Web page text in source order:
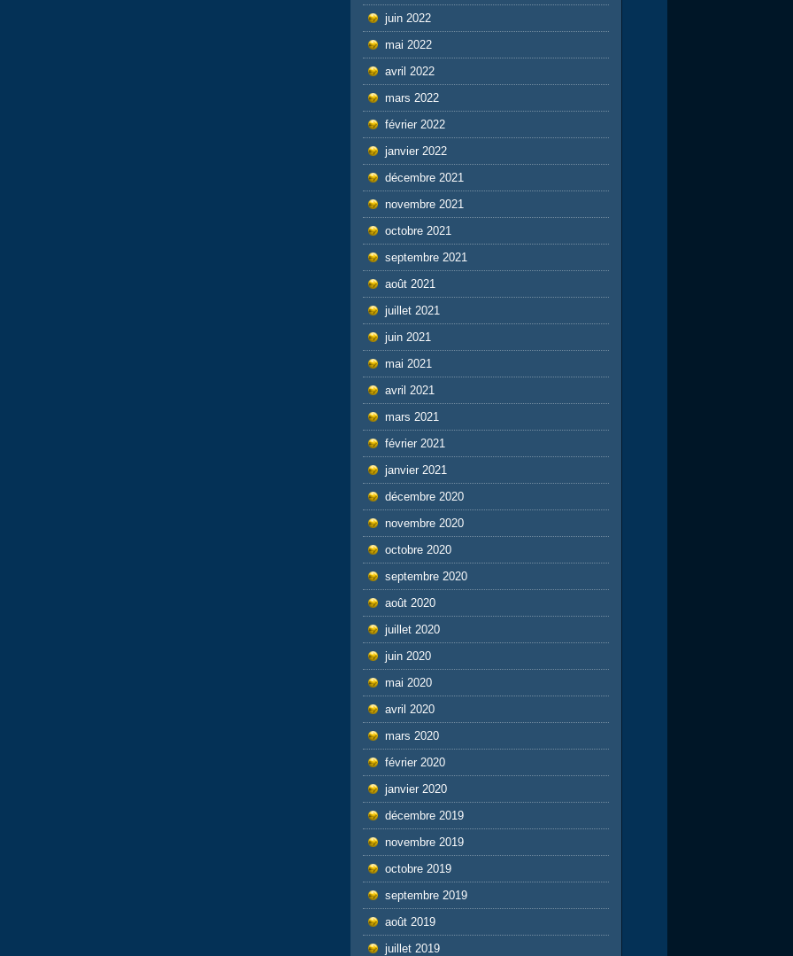
juin 2022
mai 2022
avril 2022
mars 2022
février 2022
janvier 2022
décembre 2021
novembre 2021
octobre 2021
septembre 2021
août 2021
juillet 2021
juin 2021
mai 2021
avril 2021
mars 2021
février 2021
janvier 2021
décembre 2020
novembre 2020
octobre 2020
septembre 2020
août 2020
juillet 2020
juin 2020
mai 2020
avril 2020
mars 2020
février 2020
janvier 2020
décembre 2019
novembre 2019
octobre 2019
septembre 2019
août 2019
juillet 2019